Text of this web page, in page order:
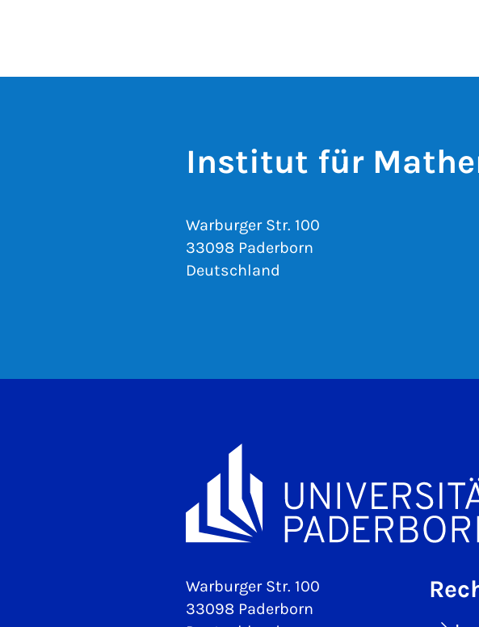
Institut für
Warburger Str. 100
33098 Paderborn
Deutschland
Warburger Str. 100
33098 Paderborn